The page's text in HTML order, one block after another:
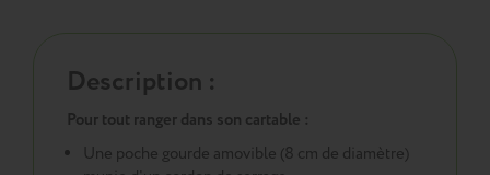
Description :
Pour tout ranger dans son cartable :
Une poche gourde amovible (8 cm de diamètre)